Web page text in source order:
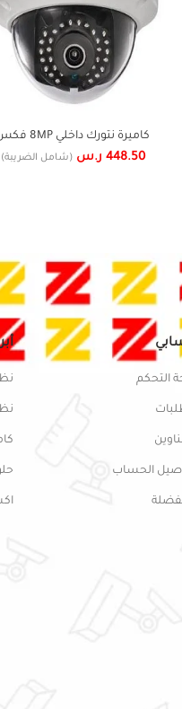
كاميرة نتورك داخلي 8MP فكس
448.50 ر.س (شامل الضريبة)
التحكم
الحساب